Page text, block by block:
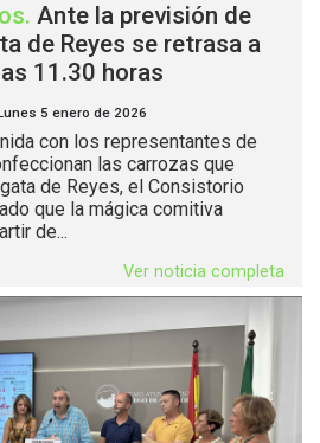
. Ante la previsión de
de Reyes se retrasa a
11.30 horas
5 enero de 2026
con los representantes de
las carrozas que
de Reyes, el Consistorio
que la mágica comitiva
de...
Ver noticia completa